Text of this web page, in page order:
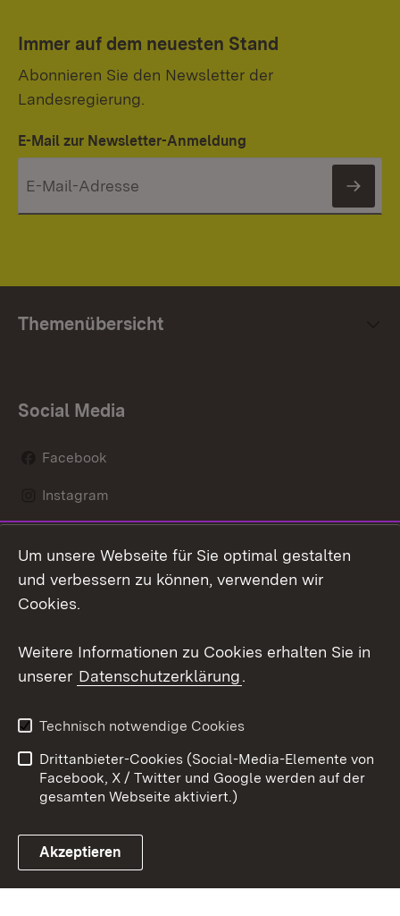
Immer auf dem neuesten Stand
Abonnieren Sie den Newsletter der
Landesregierung.
E-Mail zur Newsletter-Anmeldung
Themenübersicht
Social Media
Facebook
Instagram
Social Wall
Youtube
Link zum Landesportal
Kontakt
Datenschutz
Barrierefreiheit
Impressum Cookies
Um unsere Webseite für Sie optimal gestalten
und verbessern zu können, verwenden wir
Cookies.
Weitere Informationen zu Cookies erhalten Sie in
unserer Datenschutzerklärung.
Technisch notwendige Cookies
Drittanbieter-Cookies (Social-Media-Elemente von
Facebook, X / Twitter und Google werden auf der
gesamten Webseite aktiviert.)
Akzeptieren